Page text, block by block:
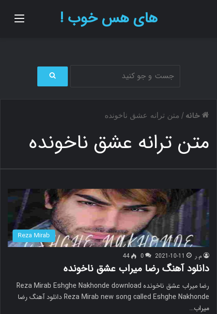
های هس خوب !
ج
ب
ر
ی
خانه / متن ترانه عشق ناخونده
متن ترانه عشق ناخونده
Reza Mirab
م.ر 2021-10-11
0
44
دانلود آهنگ رضا میراب عشق ناخونده
رضا میراب عشق ناخونده Reza Mirab Eshghe Nakhonde download
Reza Mirab new song called Eshghe Nakhonde دانلود آهنگ رضا
میراب…